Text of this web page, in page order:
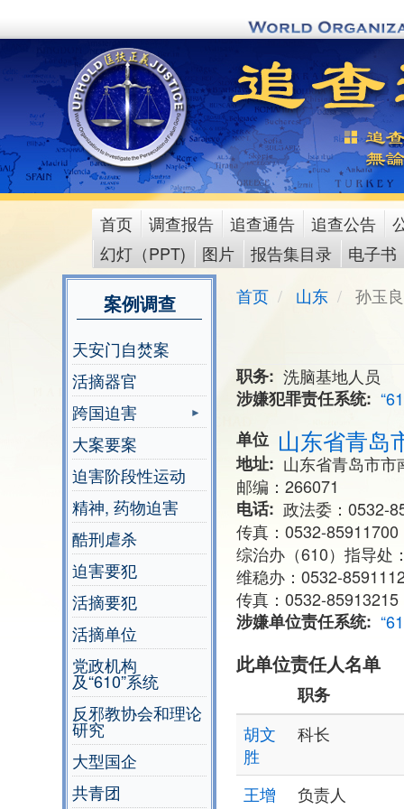
to
content
main
menu
首页 调查报告 追查通告 追查公告
幻灯（PPT)
图片 报告集目录 电子书
案例调查
天安门自焚案
活摘器官
跨国迫害
大案要案
迫害阶段性运动
精神, 药物迫害
酷刑虐杀
迫害要犯
活摘要犯
活摘单位
党政机构
及“610”系统
反邪教协会和理论
研究
大型国企
共青团
首页 山东 孙玉良
职务
洗脑基地人员
涉嫌犯罪责任系统
单位 山东省青岛
地址
山东省青岛市
邮编：266071
电话
政法委：0532-
传真：0532-85911700
综治办（610）指导处
维稳办：0532-
传真：0532-85913215
涉嫌单位责任系统
此单位责任人名单
职务
胡文
胜
科长
王增
负责人